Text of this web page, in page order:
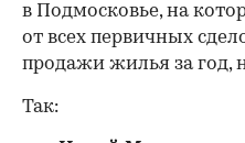
в Подмосковье, на
от всех первичных
продажи жилья за год,
Так: